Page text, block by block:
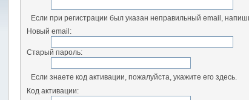
Если при регистрации был указан неправильный email,
Новый email:
Старый пароль:
Если знаете код активации, пожалуйста, укажите его здесь.
Код активации: